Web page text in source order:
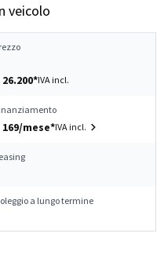
veicolo
26.200*IVA incl.
169/mese*IVA incl.
a lungo termine